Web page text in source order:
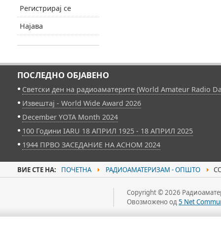
Регистрирај се
Најава
ПОСЛЕДНО ОБЈАВЕНО
Светски ден на радиоаматерите (World Amateur Radio
Извештај - World Wide Award 2026
December YOTA Month 2024
100 Години IARU 18 АПРИЛ 1925 - 18 АПРИЛ 2025
1944 ПРВО ЗАСЕДАНИЕ НА АСНОМ 2024
ВИЕ СТЕ НА: ПОЧЕТНА РАДИОАМАТЕРИЗАМ - ОПШТО
Copyright © 2026
Овозможено од5 Net